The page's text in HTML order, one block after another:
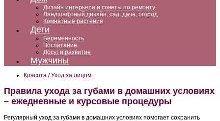
Дизайн интерьера и советы по ремонту
Ландшафтный дизайн, сад, дача, огород
Комнатные растения
Дети
Беременность
Воспитание
Досуг и развитие
Мужчины
Красота / Уход за лицом
Правила ухода за губами в домашних условиях
– ежедневные и курсовые процедуры
Регулярный уход за губами в домашних условиях помогает сохранить